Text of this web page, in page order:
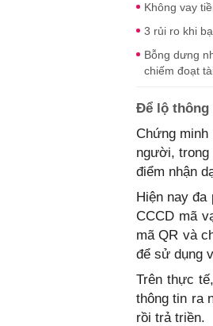
Không vay
3 rủi ro khi
Bỗng dưng
chiếm đoạt
Để lộ thông
Chứng minh
người, trong
điểm nhận
Hiện nay đa
CCCD mã
mã QR và
để sử dụng
Trên thực
thông tin ra
rồi trả triền.